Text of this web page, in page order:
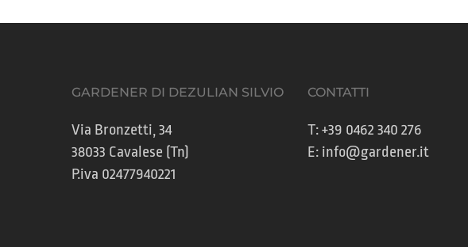
GARDENER DI DEZULIAN SILVIO
Via Bronzetti, 34
38033 Cavalese (Tn)
P.iva 02477940221
CONTATTI
T:+39 0462 340 276
E: info@gardener.it